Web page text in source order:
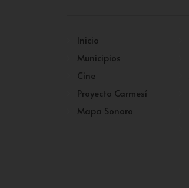
Inicio
Municipios
Cine
Proyecto Carmesí
Mapa Sonoro